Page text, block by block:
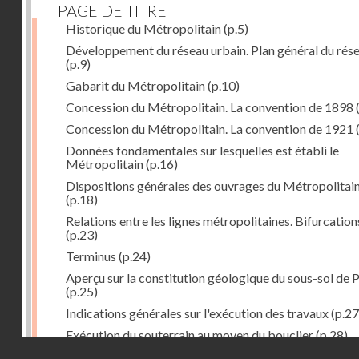
PAGE DE TITRE
Historique du Métropolitain(p.5)
Développement du réseau urbain. Plan général du
(p.9)
Gabarit du Métropolitain(p.10)
Concession du Métropolitain. La convention de 1898
Concession du Métropolitain. La convention de 1921
Données fondamentales sur lesquelles est établi le
Métropolitain(p.16)
Dispositions générales des ouvrages du
(p.18)
Relations entre les lignes métropolitaines.
(p.23)
Terminus (p.24)
Aperçu sur la constitution géologique du sous-sol de
(p.25)
Indications générales sur l'exécution des travaux
Exécution du souterrain au moyen du bouclier(p.28)